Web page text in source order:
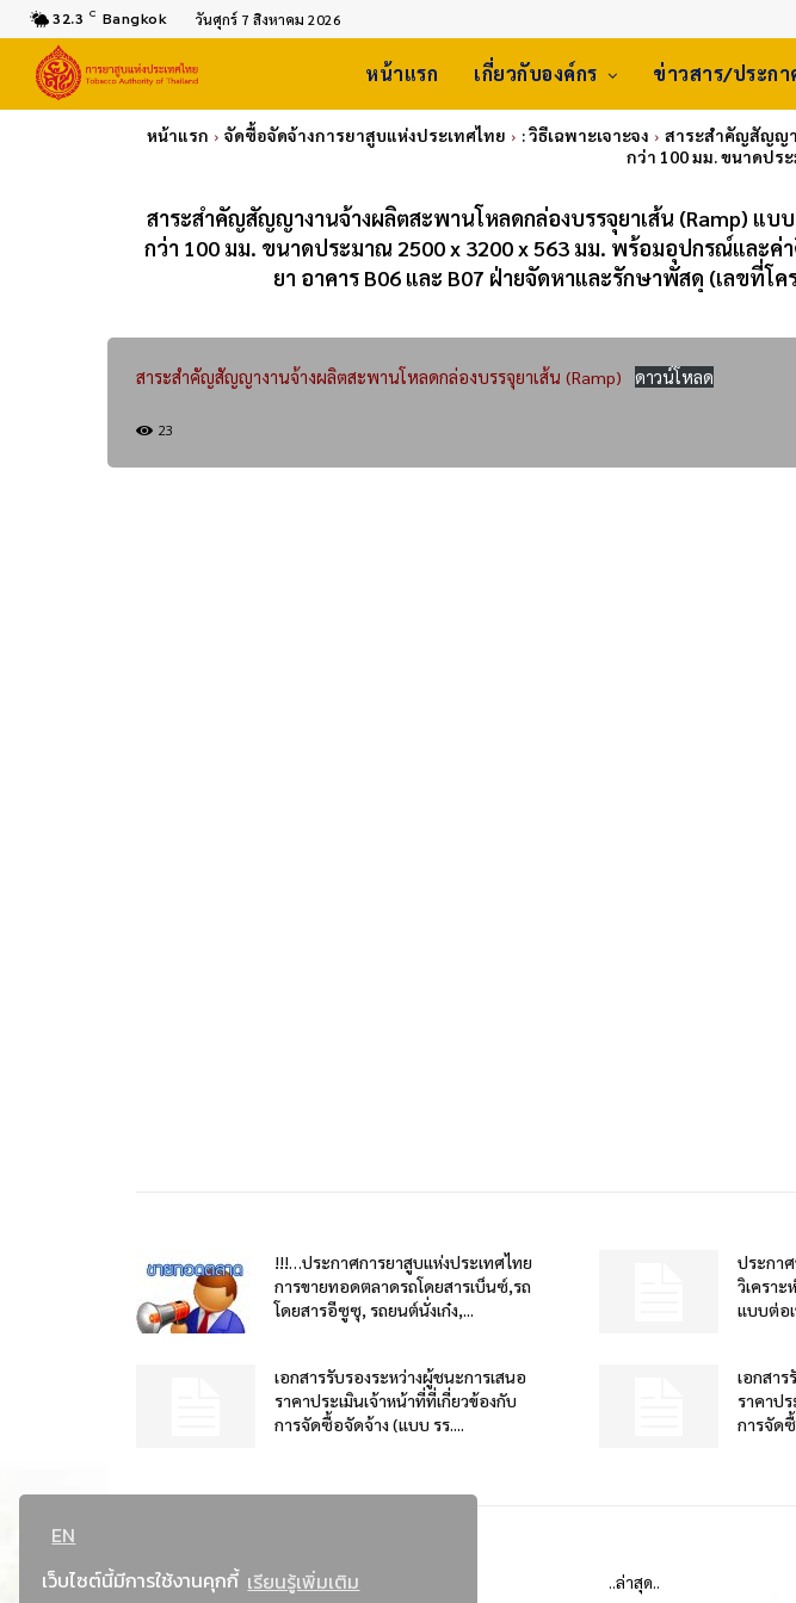
EN
เว็บไซต์นี้มีการใช้งานคุกกี้ เรียนรู้เพิ่มเติม
32.3 C Bangkok วันศุกร์ 7 สิงหาคม 2026
หน้าแรก เกี่ยวกับองค์กร ข่าวสาร/ประกา
หน้าแรก จัดซื้อจัดจ้างการยาสูบแห่งประเทศไทย : วิธีเฉพาะเจาะจง
สาระสำคัญสัญญา
กว่า 100 มม. ขนาดปร
สาระสำคัญสัญญางานจ้างผลิตสะพานโหลดกล่องบรรจุยาเส้น (Ramp) แ
กว่า 100 มม. ขนาดประมาณ 2500 x 3200 x 563 มม. พร้อมอุปกรณ์และค่
ยา อาคาร B06 และ B07 ฝ่ายจัดหาและรักษาพัสดุ (เลขที่โค
สาระสำคัญสัญญางานจ้างผลิตสะพานโหลดกล่องบรรจุยาเส้น (Ramp) ดาวน์โหลด
23
!!!…ประกาศการยาสูบแห่งประเทศไทย
การขายทอดตลาดรถโดยสารเบ็นซ์,รถ
โดยสารอีซูซุ, รถยนต์นั่งเก๋ง,...
ประกา
วิเครา
แบบต่อ
เอกสารรับรองระหว่างผู้ชนะการเสนอ
ราคาประเมินเจ้าหน้าที่ที่เกี่ยวข้องกับ
การจัดซื้อจัดจ้าง (แบบ รร....
เอกสาร
ราคาปร
การจัด
..ล่าสุด..